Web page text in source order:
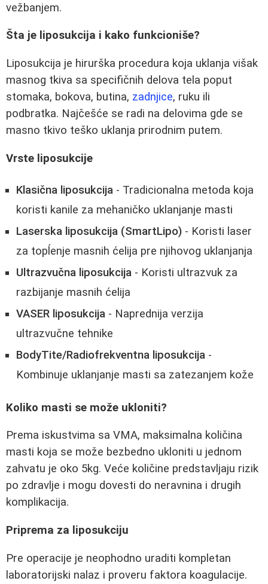
vežbanjem.
Šta je liposukcija i kako funkcioniše?
Liposukcija je hirurška procedura koja uklanja višak
masnog tkiva sa specifičnih delova tela poput
stomaka, bokova, butina, zadnjice, ruku ili
podbratka. Najčešće se radi na delovima gde se
masno tkivo teško uklanja prirodnim putem.
Vrste liposukcije
Klasična liposukcija - Tradicionalna metoda koja
koristi kanile za mehaničko uklanjanje masti
Laserska liposukcija (SmartLipo) - Koristi laser
za topĺenje masnih ćelija pre njihovog uklanjanja
Ultrazvučna liposukcija - Koristi ultrazvuk za
razbijanje masnih ćelija
VASER liposukcija - Naprednija verzija
ultrazvučne tehnike
BodyTite/Radiofrekventna liposukcija -
Kombinuje uklanjanje masti sa zatezanjem kože
Koliko masti se može ukloniti?
Prema iskustvima sa VMA, maksimalna količina
masti koja se može bezbedno ukloniti u jednom
zahvatu je oko 5kg. Veće količine predstavljaju rizik
po zdravlje i mogu dovesti do neravnina i drugih
komplikacija.
Priprema za liposukciju
Pre operacije je neophodno uraditi kompletan
laboratorijski nalaz i proveru faktora koagulacije.